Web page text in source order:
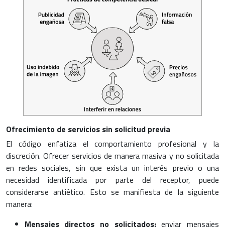
Ofrecimiento de servicios sin solicitud previa
El código enfatiza el comportamiento profesional y la
discreción. Ofrecer servicios de manera masiva y no solicitada
en redes sociales, sin que exista un interés previo o una
necesidad identificada por parte del receptor, puede
considerarse antiético. Esto se manifiesta de la siguiente
manera:
Mensajes directos no solicitados:enviar mensajes